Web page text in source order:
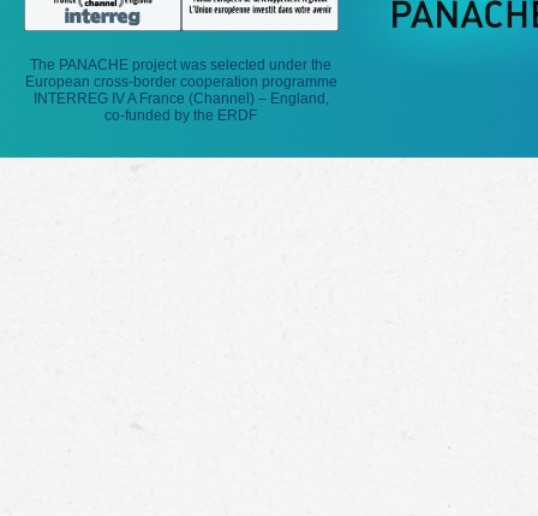
The PANACHE project was selected under the
European cross-border cooperation programme
INTERREG IV A France (Channel) – England,
co-funded by the ERDF